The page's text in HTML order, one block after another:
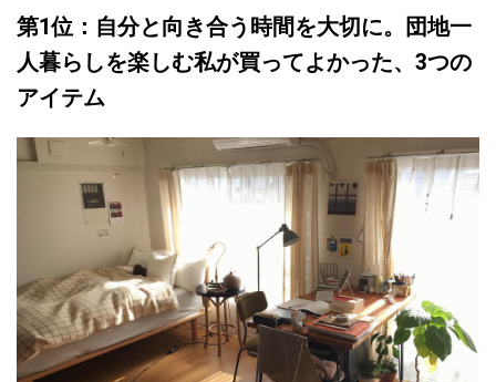
第1位：自分と向き合う時間を大切に。団地一
人暮らしを楽しむ私が買ってよかった、3つの
アイテム